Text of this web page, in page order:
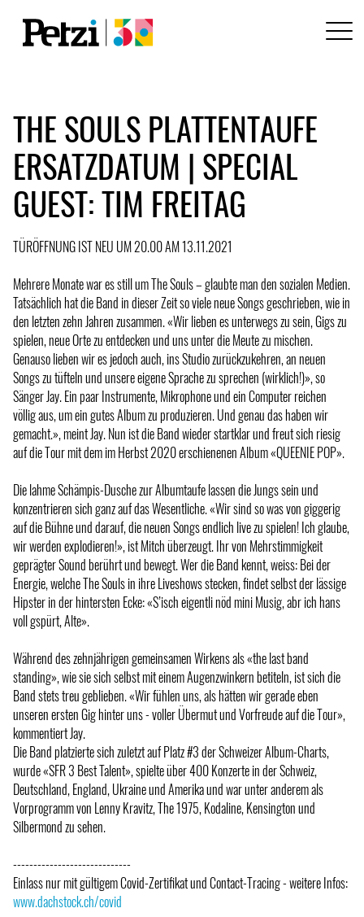
THE SOULS PLATTENTAUFE
ERSATZDATUM | SPECIAL
GUEST: TIM FREITAG
TÜRÖFFNUNG IST NEU UM 20.00 AM 13.11.2021
Mehrere Monate war es still um The Souls – glaubte man den sozialen Medien.
Tatsächlich hat die Band in dieser Zeit so viele neue Songs geschrieben, wie in
den letzten zehn Jahren zusammen. «Wir lieben es unterwegs zu sein, Gigs zu
spielen, neue Orte zu entdecken und uns unter die Meute zu mischen.
Genauso lieben wir es jedoch auch, ins Studio zurückzukehren, an neuen
Songs zu tüfteln und unsere eigene Sprache zu sprechen (wirklich!)», so
Sänger Jay. Ein paar Instrumente, Mikrophone und ein Computer reichen
völlig aus, um ein gutes Album zu produzieren. Und genau das haben wir
gemacht.», meint Jay. Nun ist die Band wieder startklar und freut sich riesig
auf die Tour mit dem im Herbst 2020 erschienenen Album «QUEENIE POP».
Die lahme Schämpis-Dusche zur Albumtaufe lassen die Jungs sein und
konzentrieren sich ganz auf das Wesentliche. «Wir sind so was von giggerig
auf die Bühne und darauf, die neuen Songs endlich live zu spielen! Ich glaube,
wir werden explodieren!», ist Mitch überzeugt. Ihr von Mehrstimmigkeit
geprägter Sound berührt und bewegt. Wer die Band kennt, weiss: Bei der
Energie, welche The Souls in ihre Liveshows stecken, findet selbst der lässige
Hipster in der hintersten Ecke: «S’isch eigentli nöd mini Musig, abr ich hans
voll gspürt, Alte».
Während des zehnjährigen gemeinsamen Wirkens als «the last band
standing», wie sie sich selbst mit einem Augenzwinkern betiteln, ist sich die
Band stets treu geblieben. «Wir fühlen uns, als hätten wir gerade eben
unseren ersten Gig hinter uns - voller Übermut und Vorfreude auf die Tour»,
kommentiert Jay.
Die Band platzierte sich zuletzt auf Platz #3 der Schweizer Album-Charts,
wurde «SFR 3 Best Talent», spielte über 400 Konzerte in der Schweiz,
Deutschland, England, Ukraine und Amerika und war unter anderem als
Vorprogramm von Lenny Kravitz, The 1975, Kodaline, Kensington und
Silbermond zu sehen.
-----------------------------
Einlass nur mit gültigem Covid-Zertifikat und Contact-Tracing - weitere Infos:
www.dachstock.ch/covid